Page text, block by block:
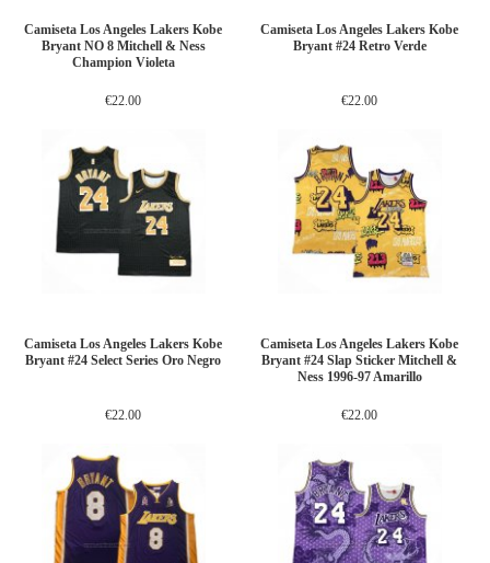
Camiseta Los Angeles Lakers Kobe
Bryant NO 8 Mitchell & Ness
Champion Violeta
€22.00
Camiseta Los Angeles Lakers Kobe
Bryant #24 Retro Verde
€22.00
Camiseta Los Angeles Lakers Kobe
Bryant #24 Select Series Oro Negro
€22.00
Camiseta Los Angeles Lakers Kobe
Bryant #24 Slap Sticker Mitchell &
Ness 1996-97 Amarillo
€22.00